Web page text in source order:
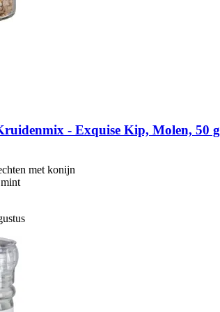
-​ Exquise Kip, Molen, 50 g
met konijn